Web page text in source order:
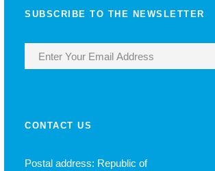
SUBSCRIBE TO THE NEWSLETTER
CONTACT US
Postal address: Republic of